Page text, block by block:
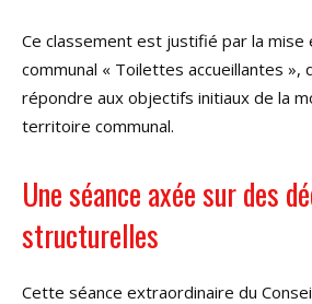
Ce classement est justifié par la mise
communal « Toilettes accueillantes »,
répondre aux objectifs initiaux de la
territoire communal.
Une séance axée sur des
structurelles
Cette séance extraordinaire du